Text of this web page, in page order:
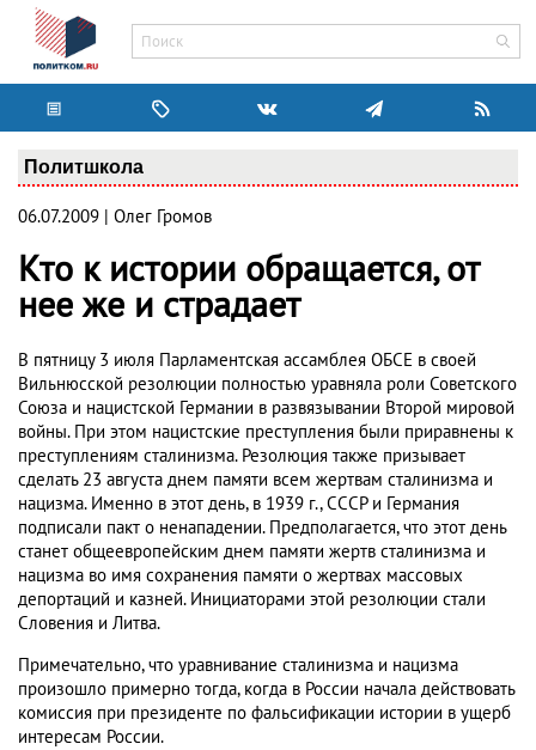
Политшкола
06.07.2009 | Олег Громов
Кто к истории обращается, от
нее же и страдает
В пятницу 3 июля Парламентская ассамблея ОБСЕ в своей
Вильнюсской резолюции полностью уравняла роли Советского
Союза и нацистской Германии в развязывании Второй мировой
войны. При этом нацистские преступления были приравнены к
преступлениям сталинизма. Резолюция также призывает
сделать 23 августа днем памяти всем жертвам сталинизма и
нацизма. Именно в этот день, в 1939 г., СССР и Германия
подписали пакт о ненападении. Предполагается, что этот день
станет общеевропейским днем памяти жертв сталинизма и
нацизма во имя сохранения памяти о жертвах массовых
депортаций и казней. Инициаторами этой резолюции стали
Словения и Литва.
Примечательно, что уравнивание сталинизма и нацизма
произошло примерно тогда, когда в России начала действовать
комиссия при президенте по фальсификации истории в ущерб
интересам России.